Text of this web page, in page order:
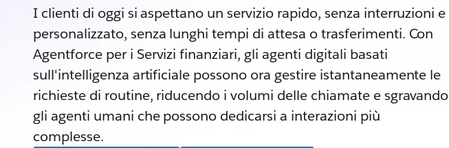
I clienti di oggi si aspettano un servizio rapido, senza interruzioni e
personalizzato, senza lunghi tempi di attesa o trasferimenti. Con
Agentforce per i Servizi finanziari, gli agenti digitali basati
sull'intelligenza artificiale possono ora gestire istantaneamente le
richieste di routine, riducendo i volumi delle chiamate e sgravando
gli agenti umani che possono dedicarsi a interazioni più
complesse.